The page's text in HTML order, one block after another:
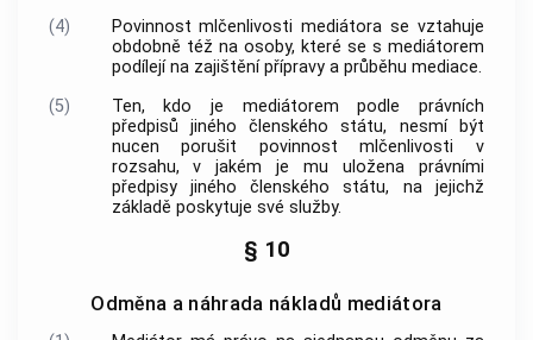
(4)
Povinnost mlčenlivosti mediátora se vztahuje
obdobně též na osoby, které se s mediátorem
podílejí na zajištění přípravy a průběhu mediace.
(5)
Ten, kdo je mediátorem podle právních
předpisů jinéhočlenského státu, nesmí být
nucen porušit povinnost mlčenlivosti v
rozsahu, v jakém je mu uložena právními
předpisy jinéhočlenského státu, na jejichž
základě poskytuje své služby.
§ 10
Odměna a náhrada nákladů mediátora